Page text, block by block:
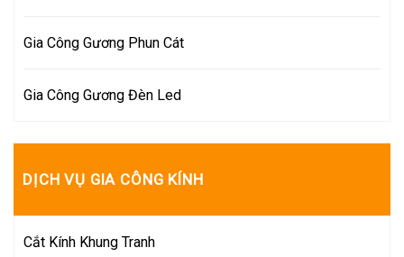
Gia Công Gương Phun Cát
Gia Công Gương Đèn Led
DỊCH VỤ GIA CÔNG KÍNH
Cắt Kính Khung Tranh